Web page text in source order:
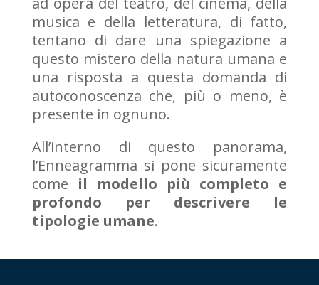
musica e della letteratura, di fatto,
tentano di dare una spiegazione a
questo mistero della natura umana e
una risposta a questa domanda di
autoconoscenza che, più o meno, è
presente in ognuno.
All’interno di questo panorama,
l’Enneagramma si pone sicuramente
come il modello più completo e
profondo per descrivere le
tipologie umane.